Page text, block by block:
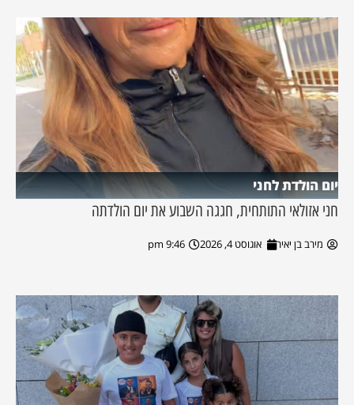
יום הולדת לחני
חני אזולאי התותחית, חגגה השבוע את יום הולדתה
מירב בן יאיר אוגוסט 4, 2026 9:46 pm